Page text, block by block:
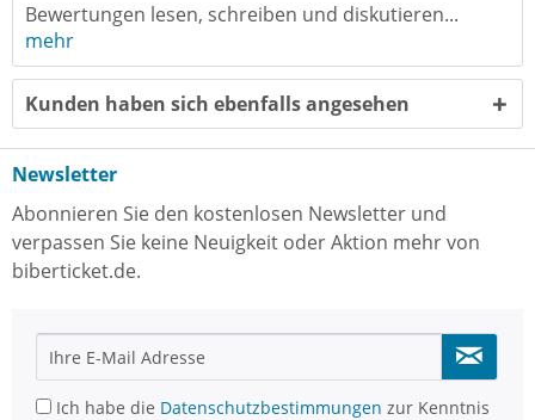
Bewertungen lesen, schreiben und diskutieren...
mehr
Kunden haben sich ebenfalls angesehen
Newsletter
Abonnieren Sie den kostenlosen Newsletter und
verpassen Sie keine Neuigkeit oder Aktion mehr von
biberticket.de.
Ich habe die Datenschutzbestimmungen zur Kenntnis